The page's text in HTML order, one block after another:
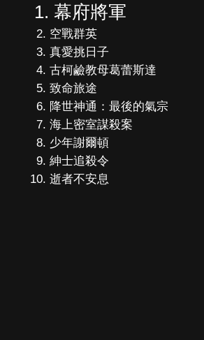
幕府將軍
空戰群英
真愛挑日子
古柯鹼教母葛蕾斯達
致命旅途
降世神通：最後的氣宗
海上密室謀殺案
少年謝爾頓
紳士追殺令
逝者不安息